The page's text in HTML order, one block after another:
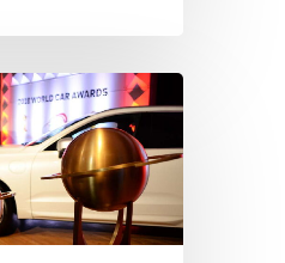
o ESC para cerrar